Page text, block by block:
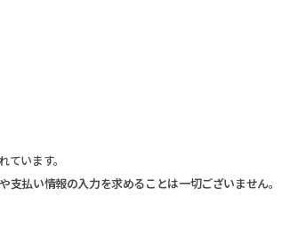
ています。
払い情報の入力を求めることは一切ございません。